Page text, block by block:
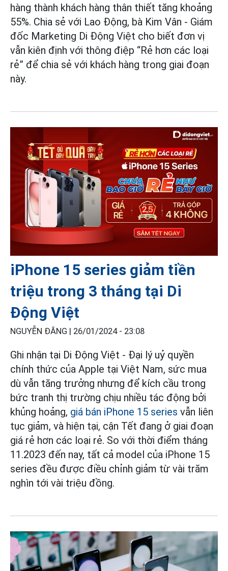
hàng thành khách hàng thân thiết tăng khoảng
55%. Chia sẻ với Lao Động, bà Kim Vân - Giám
đốc Marketing Di Động Việt cho biết đơn vị
vẫn kiên định với thông điệp “Rẻ hơn các loại
rẻ” để chia sẻ với khách hàng trong giai đoạn
này.
iPhone 15 series giảm tiền
triệu trong 3 tháng tại Di
Động Việt
NGUYỄN ĐĂNG | 26/01/2024 - 23:08
Ghi nhận tại Di Động Việt - Đại lý uỷ quyền
chính thức của Apple tại Việt Nam, sức mua
dù vẫn tăng trưởng nhưng để kích cầu trong
bức tranh thị trường chịu nhiều tác động bởi
khủng hoảng, giá bán iPhone 15 series vẫn liên
tục giảm, và hiện tại, cận Tết đang ở giai đoạn
giá rẻ hơn các loại rẻ. So với thời điểm tháng
11.2023 đến nay, tất cả model của iPhone 15
series đều được điều chỉnh giảm từ vài trăm
nghìn tới vài triệu đồng.